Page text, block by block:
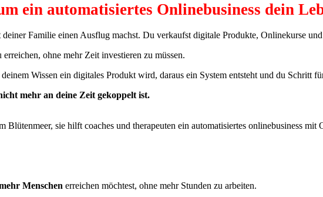
ein automatisiertes Onlinebusiness dein
Familie einen Ausflug machst. Du verkaufst digitale Produkte, Onlinekurse
ohne mehr Zeit investieren zu müssen.
Wissen ein digitales Produkt wird, daraus ein System entsteht und du Schritt
mehr an deine Zeit gekoppelt ist.
Menschen erreichen möchtest, ohne mehr Stunden zu arbeiten.